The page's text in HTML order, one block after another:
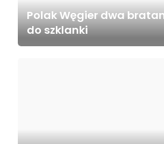
Polak Węgier dwa
do szklanki